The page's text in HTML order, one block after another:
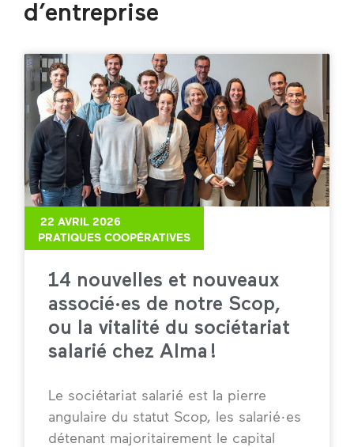
d’entreprise
PRATIQUES COOPÉRATIVES
14 nouvelles et nouveaux
associé·es de notre Scop,
ou la vitalité du sociétariat
salarié chez Alma !
Le sociétariat salarié est la pierre
angulaire du statut Scop, les salarié·es
détenant majoritairement le capital
22 AVRIL 2026